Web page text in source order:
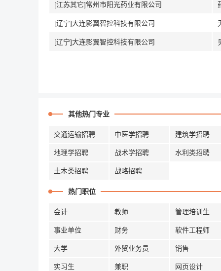
[江苏其它]常州市阳光药业有限公司
[辽宁]大连影翼智控科技有限公司
[辽宁]大连影翼智控科技有限公司
其他热门专业
交通运输招聘 中医学招聘 建筑学招聘
地理学招聘 战术学招聘 水利类招聘
土木类招聘 战略招聘
热门职位
会计 教师 管理培训生
事业单位 财务 软件工程师
大学 外贸业务员 销售
实习生 兼职 网页设计